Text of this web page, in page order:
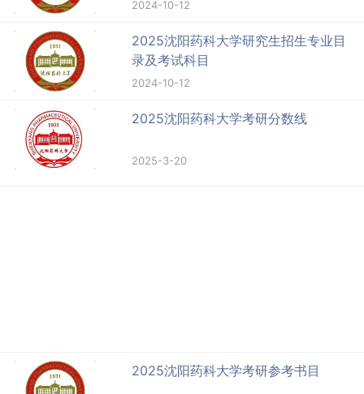
2024-10-12
2025沈阳药科大学研究生招生专业目
录及考试科目
2024-10-12
2025沈阳药科大学考研分数线
2025-3-20
2025沈阳药科大学考研参考书目